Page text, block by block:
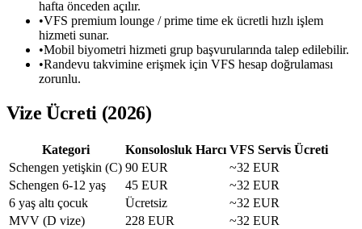
hafta önceden açılır.
•VFS premium lounge / prime time ek ücretli hızlı işlem
hizmeti sunar.
•Mobil biyometri hizmeti grup başvurularında talep edilebilir.
•Randevu takvimine erişmek için VFS hesap doğrulaması
zorunlu.
Vize Ücreti (2026)
Kategori Konsolosluk Harcı VFS Servis Ücreti
Schengen yetişkin (C) 90 EUR
~32 EUR
Schengen 6-12 yaş
45 EUR
~32 EUR
6 yaş altı çocuk
Ücretsiz
~32 EUR
MVV (D vize)
228 EUR ~32 EUR